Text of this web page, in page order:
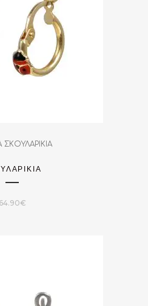
ΣΚΟΥΛΑΡΙΚΙΑ
64.90€